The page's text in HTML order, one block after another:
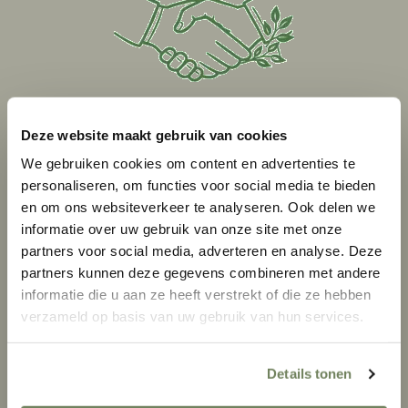
Deze website maakt gebruik van cookies
We gebruiken cookies om content en advertenties te
personaliseren, om functies voor social media te bieden
en om ons websiteverkeer te analyseren. Ook delen we
informatie over uw gebruik van onze site met onze
partners voor social media, adverteren en analyse. Deze
partners kunnen deze gegevens combineren met andere
informatie die u aan ze heeft verstrekt of die ze hebben
verzameld op basis van uw gebruik van hun services.
Details tonen
FAMILIEBEDRIJF SINDS 2008
Persoonlijk advies
en bewezen vakkennis